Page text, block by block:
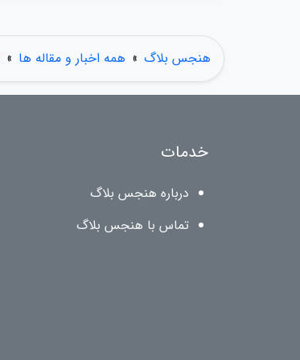
هنجس بلاگ » همه اخبار و مقاله ها »
خدمات
درباره هنجس بلاگ
تماس با هنجس بلاگ